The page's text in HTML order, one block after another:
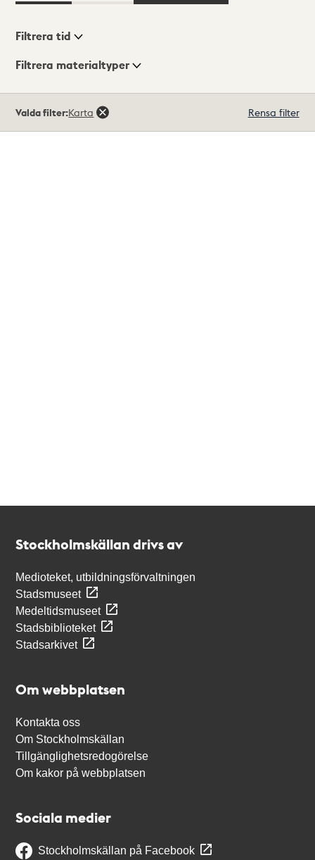
Visningsläge
Filtrera tid
Filtrera materialtyper
träffar
Valda filter:Karta Rensa filter
Stockholmskällan drivs av
Medioteket, utbildningsförvaltningen
Stadsmuseet
Medeltidsmuseet
Stadsbiblioteket
Stadsarkivet
Om webbplatsen
Kontakta oss
Om Stockholmskällan
Tillgänglighetsredogörelse
Om kakor på webbplatsen
Sociala medier
Stockholmskällan på Facebook